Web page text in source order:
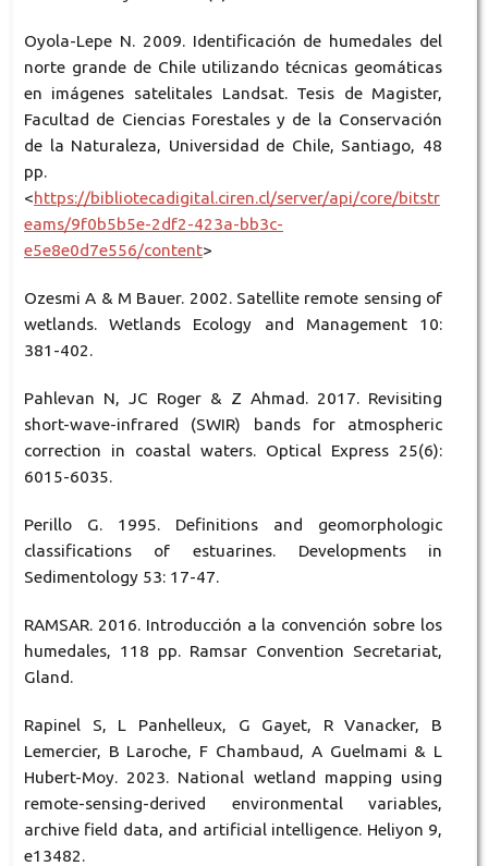
Oyola-Lepe N. 2009. Identificación de humedales del
norte grande de Chile utilizando técnicas geomáticas
en imágenes satelitales Landsat. Tesis de Magister,
Facultad de Ciencias Forestales y de la Conservación
de la Naturaleza, Universidad de Chile, Santiago, 48
pp.
<https://bibliotecadigital.ciren.cl/server/api/core/bitstr
eams/9f0b5b5e-2df2-423a-bb3c-
e5e8e0d7e556/content>
Ozesmi A & M Bauer. 2002. Satellite remote sensing of
wetlands. Wetlands Ecology and Management 10:
381-402.
Pahlevan N, JC Roger & Z Ahmad. 2017. Revisiting
short-wave-infrared (SWIR) bands for atmospheric
correction in coastal waters. Optical Express 25(6):
6015-6035.
Perillo G. 1995. Definitions and geomorphologic
classifications of estuarines. Developments in
Sedimentology 53: 17-47.
RAMSAR. 2016. Introducción a la convención sobre los
humedales, 118 pp. Ramsar Convention Secretariat,
Gland.
Rapinel S, L Panhelleux, G Gayet, R Vanacker, B
Lemercier, B Laroche, F Chambaud, A Guelmami & L
Hubert-Moy. 2023. National wetland mapping using
remote-sensing-derived environmental variables,
archive field data, and artificial intelligence. Heliyon 9,
e13482.